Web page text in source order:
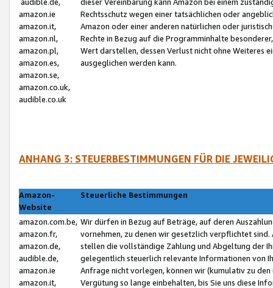
audible.de,
amazon.ie
amazon.it,
amazon.nl,
amazon.pl,
amazon.es,
amazon.se,
amazon.co.uk,
audible.co.uk
dieser Vereinbarung kann Amazon bei einem
Rechtsschutz wegen einer tatsächlichen oder
Amazon oder einer anderen natürlichen oder
Rechte in Bezug auf die Programminhalte
Wert darstellen, dessen Verlust nicht ohne Weiteres
ausgeglichen werden kann.
ANHANG 3: STEUERBESTIMMUNGEN FÜR DIE
Amazon-
Website
Steuerliche Bestimmungen
amazon.com.be,
amazon.fr,
amazon.de,
audible.de,
amazon.ie
amazon.it,
Wir dürfen in Bezug auf Beträge, auf deren
vornehmen, zu denen wir gesetzlich verpflichtet
stellen die vollständige Zahlung und Abgeltung der
gelegentlich steuerlich relevante Informationen von
Anfrage nicht vorlegen, können wir (kumulativ zu
Vergütung so lange einbehalten, bis Sie uns diese